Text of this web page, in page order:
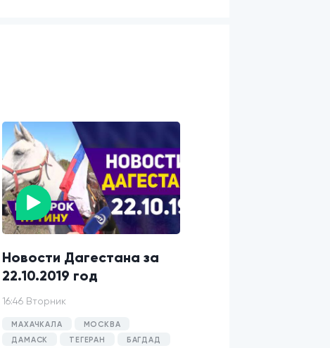
Новости Дагестана за
22.10.2019 год
16:46 Вторник
МАХАЧКАЛА
МОСКВА
ДАМАСК
ТЕГЕРАН
БАГДАД